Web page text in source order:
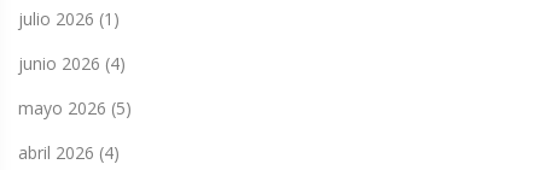
julio 2026 (1)
junio 2026 (4)
mayo 2026 (5)
abril 2026 (4)